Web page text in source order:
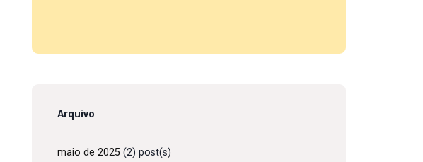
Arquivo
maio de 2025 (2) post(s)